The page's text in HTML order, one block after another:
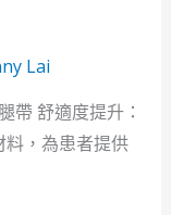
Lai
帶 舒適度提升：
，為患者提供